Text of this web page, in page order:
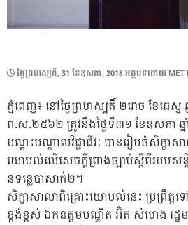
POSTED
ថ្ងៃ​ព្រហស្បតិ៍, 31 ខែ​ឧសភា, 2018អត្ថបទដោយ MET
ភ្នំពេញ៖ នៅថ្ងៃព្រហស្បតិ៍ ២រោច ខែជេស្ឋ
ព.ស.២៥៦២ ត្រូវនឹងថ្ងៃទី៣១ ខែឧសភា ឆ្
បណ្តុះបណ្តាលវិជ្ជាជីវៈ បានរៀបចំសិក្ខាស
យោបល់លើសេចក្តីព្រាងច្បាប់ស្តីពីរបបស
នទន្លេបាសាក់២។
សិក្ខាសាលាពិគ្រោះយោបល់នេះ ប្រព្រឹត្ត
ខ្ពង់ខ្ពស់ ឯកឧត្តមបណ្ឌិត អ៊ិត សំហេ​ង រដ្ឋ